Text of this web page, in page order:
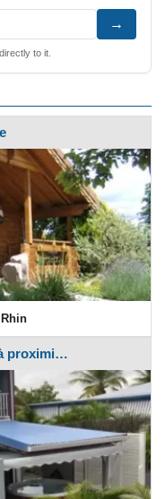
→
to it.
proximi…